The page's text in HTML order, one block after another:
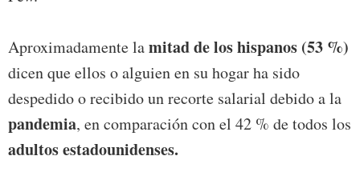
Aproximadamente lamitad de los hispanos (53 %)
dicen que ellos o alguien en su hogar ha sido
despedido o recibido un recorte salarial debido a la
pandemia, en comparación con el 42 % de todos los
adultos estadounidenses.